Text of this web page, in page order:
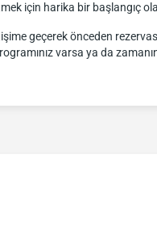
için harika bir başlangıç
geçerek önceden
varsa ya da